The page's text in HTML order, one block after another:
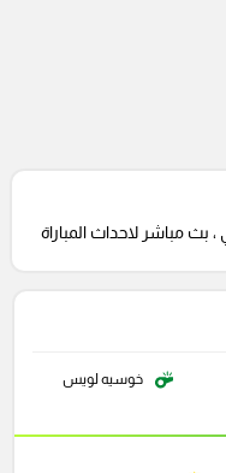
بث مباشر لاحداث المباراة
خوسيه لويس